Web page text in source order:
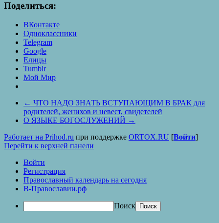
Поделиться:
ВКонтакте
Одноклассники
Telegram
Google
Елицы
Tumblr
Мой Мир
← ЧТО НАДО ЗНАТЬ ВСТУПАЮЩИМ В БРАК для
родителей, женихов и невест, свидетелей
О ЯЗЫКЕ БОГОСЛУЖЕНИЙ →
Работает на Prihod.ru при поддержке ORTOX.RU [Войти]
Перейти к верхней панели
Войти
Регистрация
Православный календарь на сегодня
В-Православии.рф
Поиск